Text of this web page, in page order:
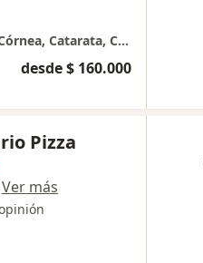
Inmunología Ocular y Uveítis | Córnea, Catarata, Cirugía Refractiva
desde $ 160.000
Pizza
Ver más